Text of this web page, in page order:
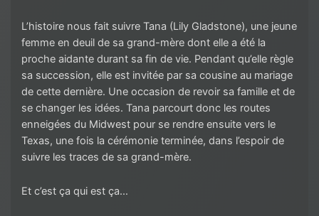
L’histoire nous fait suivre Tana (Lily Gladstone), une jeune
femme en deuil de sa grand-mère dont elle a été la
proche aidante durant sa fin de vie. Pendant qu’elle règle
sa succession, elle est invitée par sa cousine au mariage
de cette dernière. Une occasion de revoir sa famille et de
se changer les idées. Tana parcourt donc les routes
enneigées du Midwest pour se rendre ensuite vers le
Texas, une fois la cérémonie terminée, dans l’espoir de
suivre les traces de sa grand-mère.
Et c’est ça qui est ça…